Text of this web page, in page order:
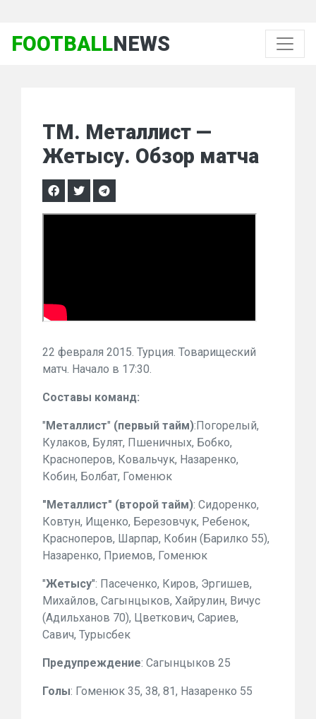
FOOTBALLNEWS
ТМ. Металлист —
Жетысу. Обзор матча
22 февраля 2015. Турция. Товарищеский
матч. Начало в 17:30.
Составы команд:
"Металлист" (первый тайм):Погорелый,
Кулаков, Булят, Пшеничных, Бобко,
Красноперов, Ковальчук, Назаренко,
Кобин, Болбат, Гоменюк
"Металлист" (второй тайм): Сидоренко,
Ковтун, Ищенко, Березовчук, Ребенок,
Красноперов, Шарпар, Кобин (Барилко 55),
Назаренко, Приемов, Гоменюк
"Жетысу": Пасеченко, Киров, Эргишев,
Михайлов, Сагынцыков, Хайрулин, Вичус
(Адильханов 70), Цветкович, Сариев,
Савич, Турысбек
Предупреждение: Сагынцыков 25
Голы: Гоменюк 35, 38, 81, Назаренко 55